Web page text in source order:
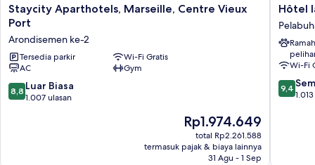
Staycity
Aparthotels,
Centre
Vieux
Port
Arondisemen
ke-
Staycity Aparthotels, Marseille, Centre Vieux
Port
Arondisemen ke-2
Tersedia parkir
Wi-Fi Gratis
AC
Gym
8.8
dari
8,8 Luar Biasa
1.007 ulasan
Harga
sekarang
Rp1.974.649
Rp1.974.649
total Rp2.261.588
termasuk pajak & biaya lainnya
31 Agu - 1 Sep
Hôtel
la
du
Vieux
Port
Tua
Hôtel
Wi-Fi
9.4
dari
9,4